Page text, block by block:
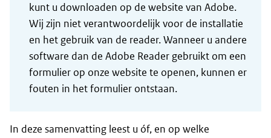
kunt u downloaden op de website van Adobe.
Wij zijn niet verantwoordelijk voor de installatie
en het gebruik van de reader. Wanneer u andere
software dan de Adobe Reader gebruikt om een
formulier op onze website te openen, kunnen er
fouten in het formulier ontstaan.
In deze samenvatting leest u óf, en op welke